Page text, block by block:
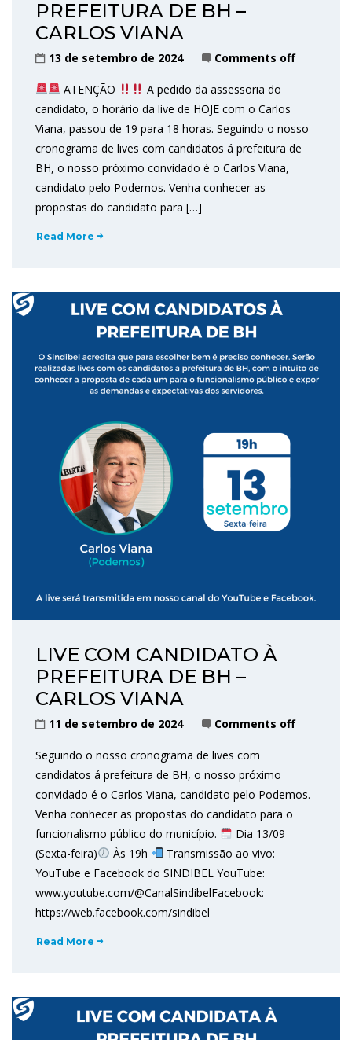
PREFEITURA DE BH –
CARLOS VIANA
13 de setembro de 2024 Comments off
ATENÇÃO
A pedido da assessoria do
candidato, o horário da live de HOJE com o Carlos
Viana, passou de 19 para 18 horas. Seguindo o nosso
cronograma de lives com candidatos á prefeitura de
BH, o nosso próximo convidado é o Carlos Viana,
candidato pelo Podemos. Venha conhecer as
propostas do candidato para […]
Read More
LIVE COM CANDIDATO À
PREFEITURA DE BH –
CARLOS VIANA
11 de setembro de 2024 Comments off
Seguindo o nosso cronograma de lives com
candidatos á prefeitura de BH, o nosso próximo
convidado é o Carlos Viana, candidato pelo Podemos.
Venha conhecer as propostas do candidato para o
funcionalismo público do município.
Dia 13/09
(Sexta-feira)
Às 19h
Transmissão ao vivo:
YouTube e Facebook do SINDIBEL YouTube:
www.youtube.com/@CanalSindibelFacebook:
https://web.facebook.com/sindibel
Read More